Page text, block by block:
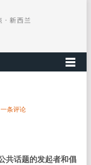
一条评论
共话题的发起者和倡